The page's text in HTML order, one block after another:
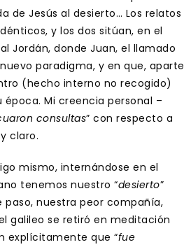
de Jesús al desierto… Los relatos
y los dos sitúan, en el
Jordán, donde Juan, el llamado
paradigma, y en que, aparte
(hecho interno no recogido)
Mi creencia personal –
consultas” con respecto a
claro.
mismo, internándose en el
tenemos nuestro “desierto”
paso, nuestra peor compañía,
galileo se retiró en meditación
explícitamente que “fue